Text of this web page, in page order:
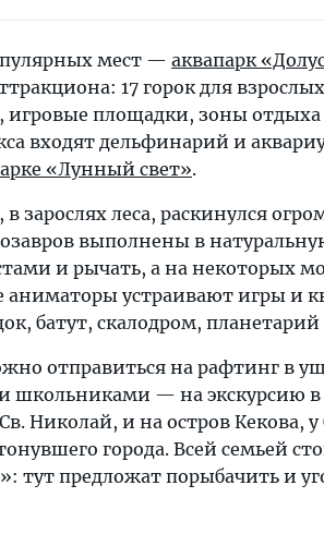
мест — аквапарк
17 горок для
игровые площадки, зоны
входят дельфинарий и
«Лунный свет».
зарослях леса, раскинулся
выполнены в
и рычать, а на некоторых
аниматоры устраивают игры и
батут, скалодром,
отправиться на рафтинг в
школьниками — на экскурсию
Николай, и на остров Кекова, у
города. Всей семьей
тут предложат порыбачить и